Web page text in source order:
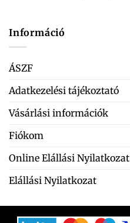
Információ
ÁSZF
Adatkezelési tájékoztató
Vásárlási információk
Fiókom
Online Elállási Nyilatkozat
Elállási Nyilatkozat